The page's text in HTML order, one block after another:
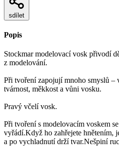
sdílet
Popis
Stockmar modelovací vosk přivodí
z modelování.
Při tvoření zapojují mnoho smyslů –
tvárnost, měkkost a vůni vosku.
Pravý včelí vosk.
Při tvoření s modelovacím voskem
vyřádí.Když ho zahřejete hnětením,
a po vychladnutí drží tvar.Nešpiní